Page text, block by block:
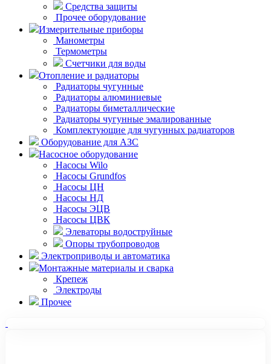
Средства защиты
Прочее оборудование
Измерительные приборы
Манометры
Термометры
Счетчики для воды
Отопление и радиаторы
Радиаторы чугунные
Радиаторы алюминиевые
Радиаторы биметаллические
Радиаторы чугунные эмалированные
Комплектующие для чугунных радиаторов
Оборудование для АЗС
Насосное оборудование
Насосы Wilo
Насосы Grundfos
Насосы ЦН
Насосы НД
Насосы ЭЦВ
Насосы ЦВК
Элеваторы водоструйные
Опоры трубопроводов
Электроприводы и автоматика
Монтажные материалы и сварка
Крепеж
Электроды
Прочее